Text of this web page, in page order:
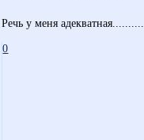
Речь у меня
0